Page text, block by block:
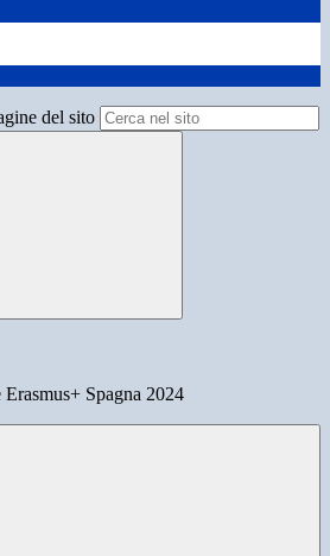
del sito
Spagna 2024